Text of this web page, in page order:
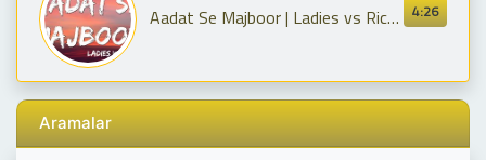
4:26
Aadat Se Majboor | Ladies vs Ricky Bahl | Ranveer Singh | Anushka Sharma Benny Day ( Lyrics )
Aramalar